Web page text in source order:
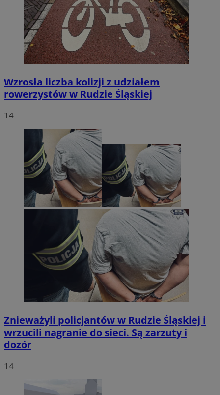
Wzrosła liczba kolizji z udziałem
rowerzystów w Rudzie Śląskiej
14
Znieważyli policjantów w Rudzie Śląskiej i
wrzucili nagranie do sieci. Są zarzuty i
dozór
14